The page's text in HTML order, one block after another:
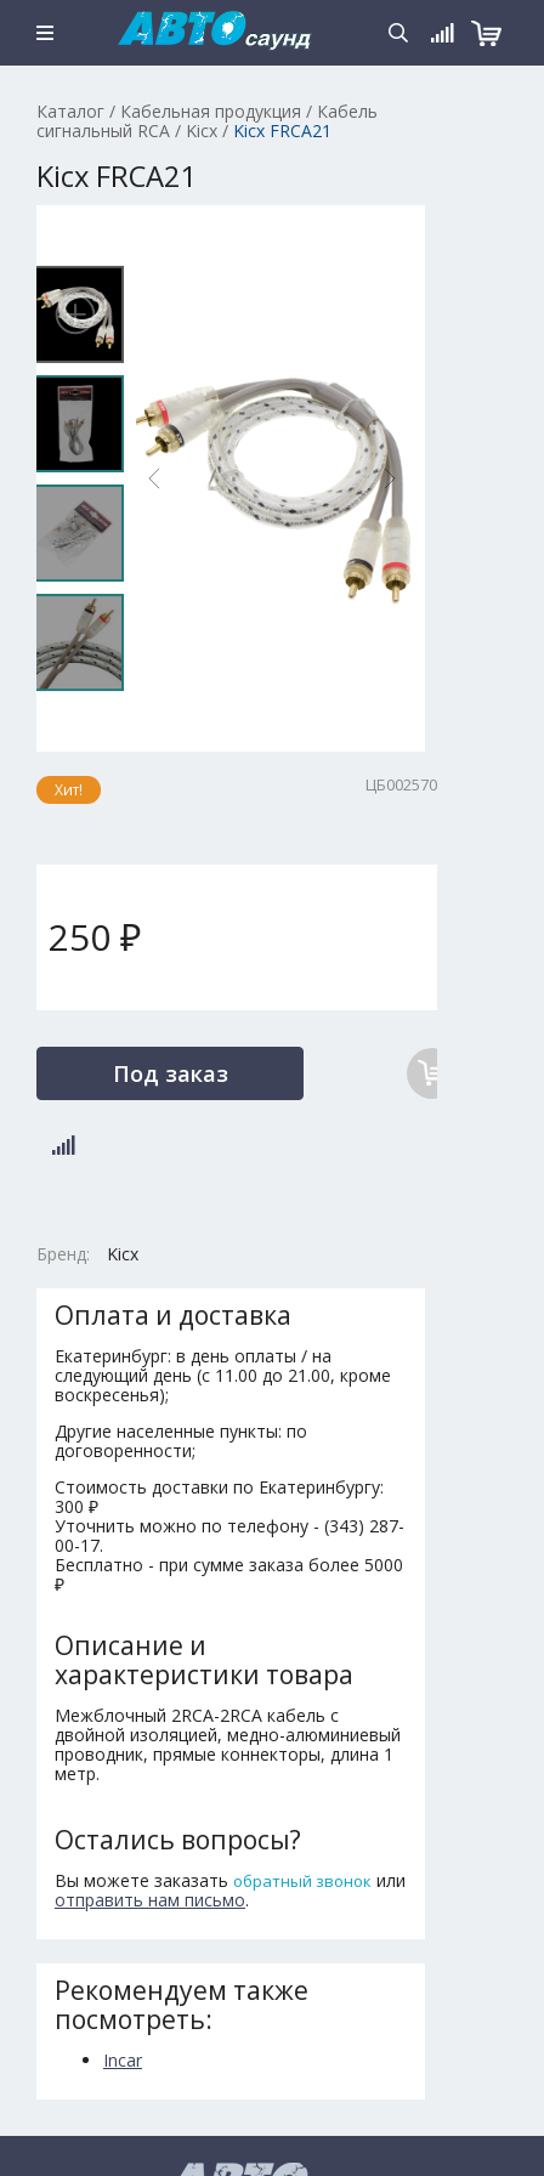
Каталог / Кабельная продукция / Кабель
сигнальный RCA / Kicx / Kicx FRCA21
Kicx FRCA21
Хит! ЦБ002570
250 ₽
Под заказ
Бренд: Kicx
Оплата и доставка
Екатеринбург: в день оплаты / на
следующий день (с 11.00 до 21.00, кроме
воскресенья);
Другие населенные пункты: по
договоренности;
Стоимость доставки по Екатеринбургу:
300 ₽
Уточнить можно по телефону - (343) 287-
00-17.
Бесплатно - при сумме заказа более 5000
₽
Описание и
характеристики товара
Межблочный 2RCA-2RCA кабель c
двойной изоляцией, медно-алюминиевый
проводник, прямые коннекторы, длина 1
метр.
Остались вопросы?
Вы можете заказать обратный звонок или
отправить нам письмо.
Рекомендуем также
посмотреть:
Incar